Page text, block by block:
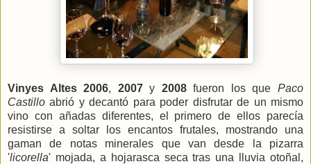
Vinyes Altes 2006, 2007y 2008fueron los quePaco
Castillo abrió y decantó para poder disfrutar de un mismo
vino con añadas diferentes, el primero de ellos parecía
resistirse a soltar los encantos frutales, mostrando una
gaman de notas minerales que van desde la pizarra
'licorella' mojada, a hojarasca seca tras una lluvia otoñal,